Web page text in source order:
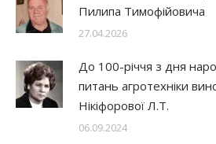
Пилипа Тимофійовича
27.04.2026
До 100-річчя з дня
питань агротехніки
Нікіфорової Л.Т.
06.09.2024